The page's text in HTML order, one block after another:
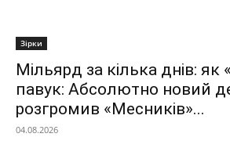
Зірки
Мільярд за кілька днів:
павук: Абсолютно новий
розгромив «Месників»...
04.08.2026